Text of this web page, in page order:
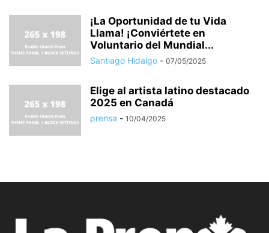
¡La Oportunidad de tu Vida
Llama! ¡Conviértete en
Voluntario del Mundial...
Santiago Hidalgo - 07/05/2025
Elige al artista latino destacado
2025 en Canadá
prensa - 10/04/2025